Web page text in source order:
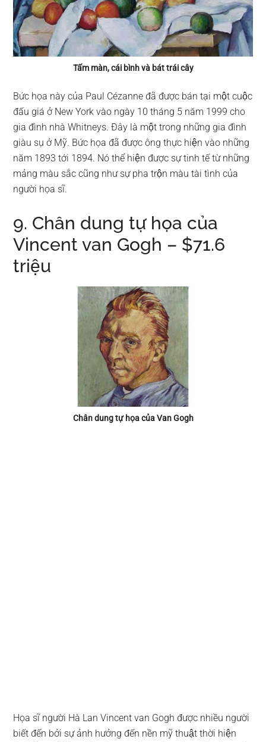
Tấm màn, cái bình và bát trái cây
Bức họa này của Paul Cézanne đã được bán tại một cuộc
đấu giá ở New York vào ngày 10 tháng 5 năm 1999 cho
gia đình nhà Whitneys. Đây là một trong những gia đình
giàu sụ ở Mỹ. Bức họa đã được ông thực hiện vào những
năm 1893 tới 1894. Nó thể hiện được sự tinh tế từ những
mảng màu sắc cũng như sự pha trộn màu tài tình của
người họa sĩ.
9. Chân dung tự họa của
Vincent van Gogh – $71.6
triệu
Chân dung tự họa của Van Gogh
Họa sĩ người Hà Lan Vincent van Gogh được nhiều người
biết đến bởi sự ảnh hưởng đến nền mỹ thuật thời hiện